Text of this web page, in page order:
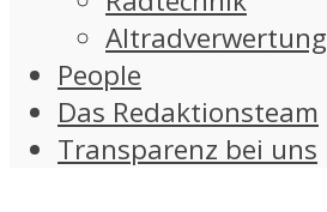
Altradverwertung
People
Das Redaktionsteam
Transparenz bei uns